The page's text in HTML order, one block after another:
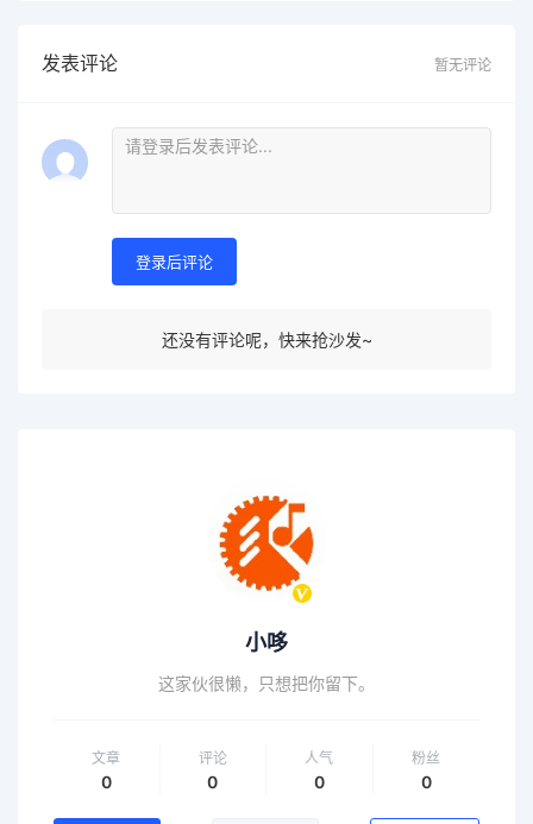
发表评论 暂无评论
登录后评论
还没有评论呢，快来抢沙发~
小哆
这家伙很懒，只想把你留下。
文章
0
评论
0
人气
0
粉丝
0